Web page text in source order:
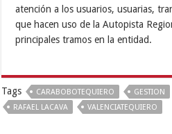
atención a los usuarios, usuarias,
que hacen uso de la Autopista
principales tramos en la entidad.
Tags CARABOBOTEQUIERO GESTION
RAFAEL LACAVA
VALENCIATEQUIERO